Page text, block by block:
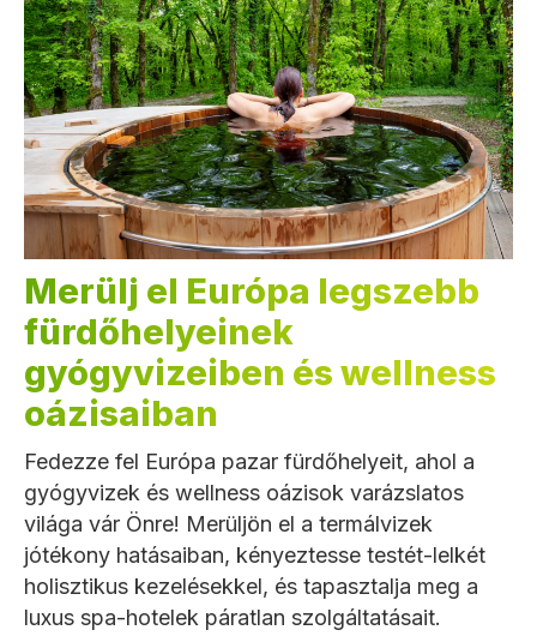
Merülj el Európa legszebb
fürdőhelyeinek
gyógyvizeiben és wellness
oázisaiban
Fedezze fel Európa pazar fürdőhelyeit, ahol a
gyógyvizek és wellness oázisok varázslatos
világa vár Önre! Merüljön el a termálvizek
jótékony hatásaiban, kényeztesse testét-lelkét
holisztikus kezelésekkel, és tapasztalja meg a
luxus spa-hotelek páratlan szolgáltatásait.